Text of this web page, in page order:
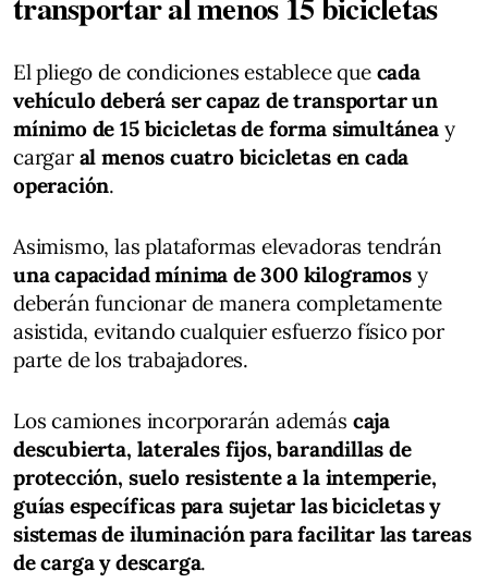
El pliego de condiciones establece que cada
vehículo deberá ser capaz de transportar un
mínimo de 15 bicicletas de forma simultáneay
cargar al menos cuatro bicicletas en cada
operación.
Asimismo, las plataformas elevadoras tendrán
una capacidad mínima de 300 kilogramosy
deberán funcionar de manera completamente
asistida, evitando cualquier esfuerzo físico por
parte de los trabajadores.
Los camiones incorporarán además caja
descubierta, laterales fijos, barandillas de
protección, suelo resistente a la intemperie,
guías específicas para sujetar las bicicletas y
sistemas de iluminación para facilitar las tareas
de carga y descarga.